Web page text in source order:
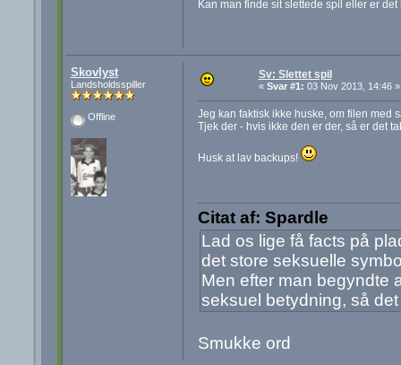
Kan man finde sit slettede spil eller er
Skovlyst
Landsholdsspiller
Offline
Sv: Slettet spil
« Svar #1: 03 Nov 2013, 14:46 »
Jeg kan faktisk ikke huske, om filen med
Tjek der - hvis ikke den er der, så er det
Husk at lav backups!
Citat af: Spardle
Lad os lige få facts på
det store seksuelle
Men efter man begyndte
seksuel betydning, så
Smukke ord